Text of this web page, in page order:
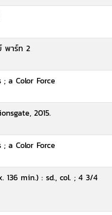
พาร์ท 2
a Color Force
2015.
a Color Force
136 min.) : sd., col. ; 4 3/4